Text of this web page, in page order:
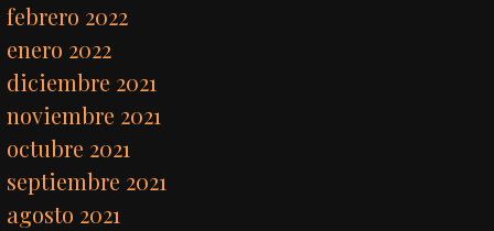
febrero 2022
enero 2022
diciembre 2021
noviembre 2021
octubre 2021
septiembre 2021
agosto 2021